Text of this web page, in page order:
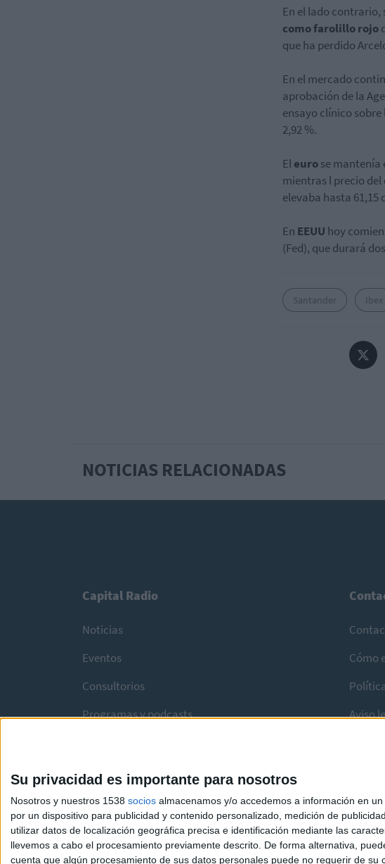
Su privacidad es importante para nosotros
Nosotros y nuestros 1538 socios almacenamos y/o accedemos a información en
por un dispositivo para publicidad y contenido personalizado, medición de
utilizar datos de localización geográfica precisa e identificación mediante las
llevemos a cabo el procesamiento previamente descrito. De forma alternativa,
cuenta que algún procesamiento de sus datos personales puede no requerir de
En el lado
como farolillo rojo
que ha perdido
En el mercado
aprobación de la
ensayo clínico
2,92 %.
Eleurose mantenía
mientras l precio del
elevaba hasta 61,15
En EEUU hoy
(Fed), que durará
Santander Ibex
NOTICIAS RELACIONADAS
Capital Radio
Noticias
Eventos
Consultorios
Programas y podcasts
Cómo
Aviso